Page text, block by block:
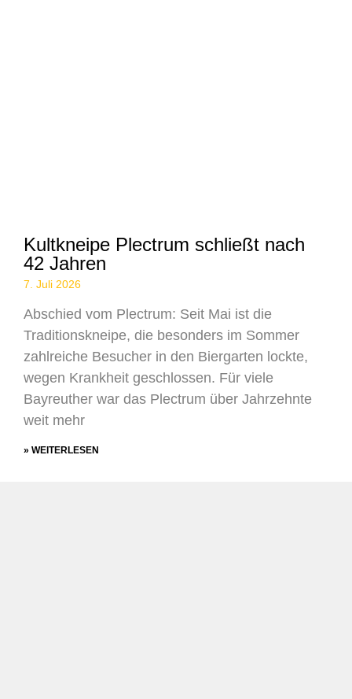
Kultkneipe Plectrum schließt nach
42 Jahren
7. Juli 2026
Abschied vom Plectrum: Seit Mai ist die
Traditionskneipe, die besonders im Sommer
zahlreiche Besucher in den Biergarten lockte,
wegen Krankheit geschlossen. Für viele
Bayreuther war das Plectrum über Jahrzehnte
weit mehr
» WEITERLESEN